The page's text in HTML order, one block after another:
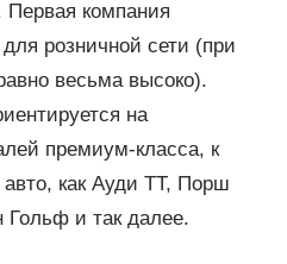
Первая компания
розничной сети (при
весьма высоко).
на
премиум-класса, к
как Ауди ТТ, Порш
Гольф и так далее.